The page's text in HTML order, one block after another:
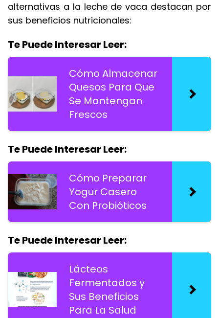
alternativas a la leche de vaca destacan por
sus beneficios nutricionales:
Te Puede Interesar Leer:
Cómo Almacenar
Quesos Para Que
Se Mantengan
Frescos
Te Puede Interesar Leer:
Cómo Preparar
Yogur Casero
Con Probióticos
Te Puede Interesar Leer:
Lácteos
Fermentados y
Sus Beneficios
Para La Salud